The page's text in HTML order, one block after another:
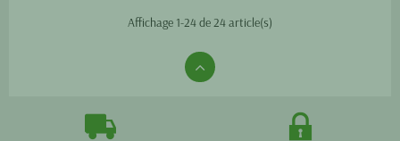
Affichage 1-24 de 24 article(s)